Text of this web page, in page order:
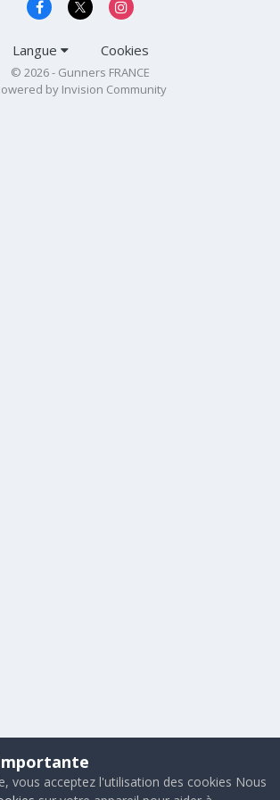
Langue Cookies
© 2026 - Gunners FRANCE
by Invision Community
vous acceptez l'utilisation des cookies Nous